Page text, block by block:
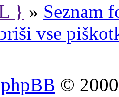
} » Seznam
vse
phpBB ©